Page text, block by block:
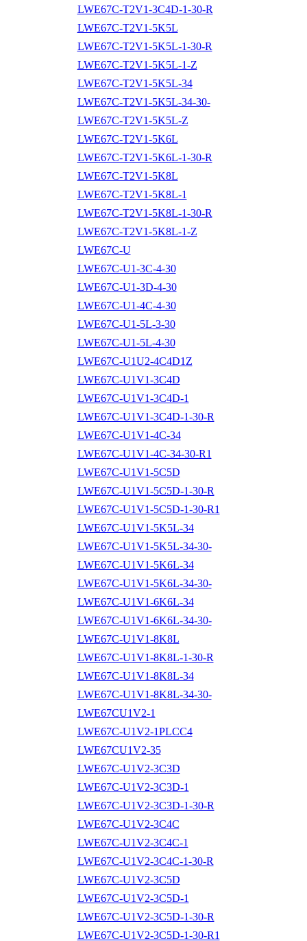
LWE67C-T2V1-3C4D-1-30-R
LWE67C-T2V1-5K5L
LWE67C-T2V1-5K5L-1-30-R
LWE67C-T2V1-5K5L-1-Z
LWE67C-T2V1-5K5L-34
LWE67C-T2V1-5K5L-34-30-
LWE67C-T2V1-5K5L-Z
LWE67C-T2V1-5K6L
LWE67C-T2V1-5K6L-1-30-R
LWE67C-T2V1-5K8L
LWE67C-T2V1-5K8L-1
LWE67C-T2V1-5K8L-1-30-R
LWE67C-T2V1-5K8L-1-Z
LWE67C-U
LWE67C-U1-3C-4-30
LWE67C-U1-3D-4-30
LWE67C-U1-4C-4-30
LWE67C-U1-5L-3-30
LWE67C-U1-5L-4-30
LWE67C-U1U2-4C4D1Z
LWE67C-U1V1-3C4D
LWE67C-U1V1-3C4D-1
LWE67C-U1V1-3C4D-1-30-R
LWE67C-U1V1-4C-34
LWE67C-U1V1-4C-34-30-R1
LWE67C-U1V1-5C5D
LWE67C-U1V1-5C5D-1-30-R
LWE67C-U1V1-5C5D-1-30-R1
LWE67C-U1V1-5K5L-34
LWE67C-U1V1-5K5L-34-30-
LWE67C-U1V1-5K6L-34
LWE67C-U1V1-5K6L-34-30-
LWE67C-U1V1-6K6L-34
LWE67C-U1V1-6K6L-34-30-
LWE67C-U1V1-8K8L
LWE67C-U1V1-8K8L-1-30-R
LWE67C-U1V1-8K8L-34
LWE67C-U1V1-8K8L-34-30-
LWE67CU1V2-1
LWE67C-U1V2-1PLCC4
LWE67CU1V2-35
LWE67C-U1V2-3C3D
LWE67C-U1V2-3C3D-1
LWE67C-U1V2-3C3D-1-30-R
LWE67C-U1V2-3C4C
LWE67C-U1V2-3C4C-1
LWE67C-U1V2-3C4C-1-30-R
LWE67C-U1V2-3C5D
LWE67C-U1V2-3C5D-1
LWE67C-U1V2-3C5D-1-30-R
LWE67C-U1V2-3C5D-1-30-R1